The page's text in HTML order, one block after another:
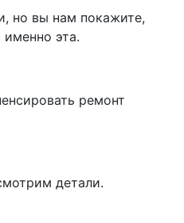
но вы нам покажите,
именно эта.
ремонт
детали.